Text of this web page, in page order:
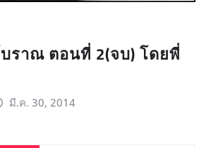
ราณ ตอนที่ 2(จบ) โดยพี่
มี.ค. 30, 2014